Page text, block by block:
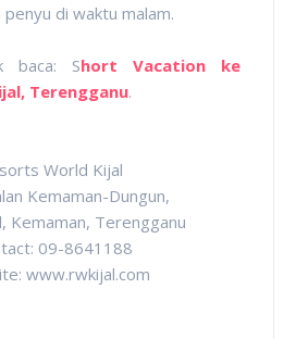
di waktu malam.
baca: Short Vacation ke
Terengganu.
World Kijal
Kemaman-Dungun,
Kemaman, Terengganu
09-8641188
www.rwkijal.com